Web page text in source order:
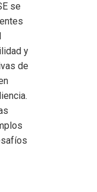
se
y
de